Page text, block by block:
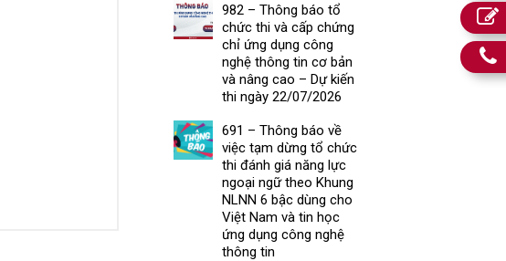
982 – Thông báo tổ
chức thi và cấp chứng
chỉ ứng dụng công
nghệ thông tin cơ bản
và nâng cao – Dự kiến
thi ngày 22/07/2026
691 – Thông báo về
việc tạm dừng tổ chức
thi đánh giá năng lực
ngoại ngữ theo Khung
NLNN 6 bậc dùng cho
Việt Nam và tin học
ứng dụng công nghệ
thông tin